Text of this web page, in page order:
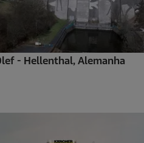
- Hellenthal, Alemanha